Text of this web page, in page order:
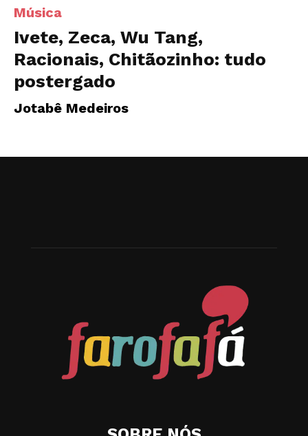
Música
Ivete, Zeca, Wu Tang,
Racionais, Chitãozinho: tudo
postergado
Jotabê Medeiros